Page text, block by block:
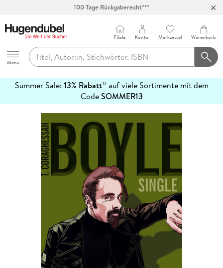
100 Tage Rückgaberecht***
Hugendubel
Menu
Filiale Konto Merkzettel Warenkorb
Summer Sale: 13% Rabatt12auf viele Sortimente mit dem
CodeSOMMER13
erfahren